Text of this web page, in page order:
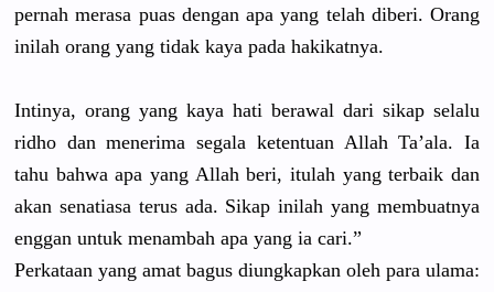
pernah merasa puas dengan apa yang telah diberi. Orang
inilah orang yang tidak kaya pada hakikatnya.
Intinya, orang yang kaya hati berawal dari sikap selalu
ridho dan menerima segala ketentuan Allah Ta’ala. Ia
tahu bahwa apa yang Allah beri, itulah yang terbaik dan
akan senatiasa terus ada. Sikap inilah yang membuatnya
enggan untuk menambah apa yang ia cari.”
Perkataan yang amat bagus diungkapkan oleh para ulama: